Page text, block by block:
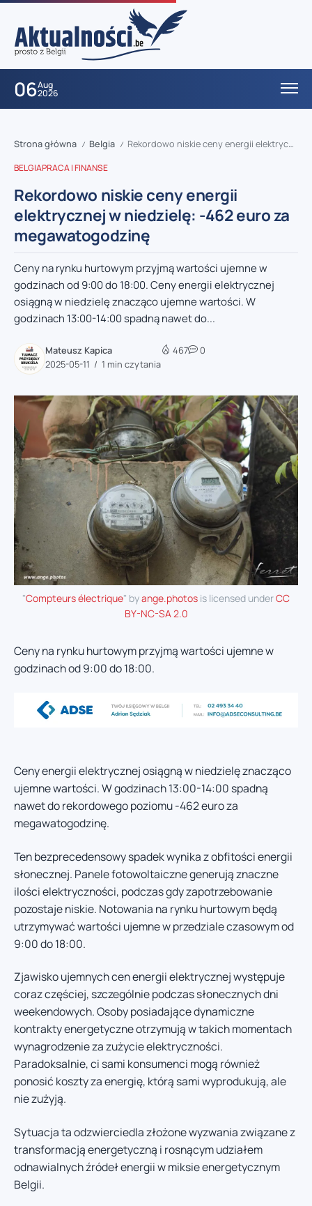
06Aug
2026
Strona główna / Belgia / Rekordowo niskie ceny energii elektrycznej w niedzielę: -462 euro za megawatogodzinę
BELGIAPRACA I FINANSE
Rekordowo niskie ceny energii
elektrycznej w niedzielę: -462 euro za
megawatogodzinę
Ceny na rynku hurtowym przyjmą wartości ujemne w
godzinach od 9:00 do 18:00. Ceny energii elektrycznej
osiągną w niedzielę znacząco ujemne wartości. W
godzinach 13:00-14:00 spadną nawet do...
Mateusz Kapica
2025-05-11
1 min czytania
467 0
"Compteurs électrique" byange.photos is licensed underCC
BY-NC-SA 2.0
Ceny na rynku hurtowym przyjmą wartości ujemne w
godzinach od 9:00 do 18:00.
Ceny energii elektrycznej osiągną w niedzielę znacząco
ujemne wartości. W godzinach 13:00-14:00 spadną
nawet do rekordowego poziomu -462 euro za
megawatogodzinę.
Ten bezprecedensowy spadek wynika z obfitości energii
słonecznej. Panele fotowoltaiczne generują znaczne
ilości elektryczności, podczas gdy zapotrzebowanie
pozostaje niskie. Notowania na rynku hurtowym będą
utrzymywać wartości ujemne w przedziale czasowym od
9:00 do 18:00.
Zjawisko ujemnych cen energii elektrycznej występuje
coraz częściej, szczególnie podczas słonecznych dni
weekendowych. Osoby posiadające dynamiczne
kontrakty energetyczne otrzymują w takich momentach
wynagrodzenie za zużycie elektryczności.
Paradoksalnie, ci sami konsumenci mogą również
ponosić koszty za energię, którą sami wyprodukują, ale
nie zużyją.
Sytuacja ta odzwierciedla złożone wyzwania związane z
transformacją energetyczną i rosnącym udziałem
odnawialnych źródeł energii w miksie energetycznym
Belgii.